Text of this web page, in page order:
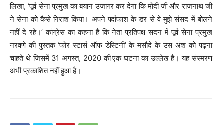
लिखा, ‘पूर्व सेना प्रमुख का बयान उजागर कर देगा कि मोदी जी और राजनाथ जी
ने सेना को कैसे निराश किया। अपने पर्दाफाश के डर से वे मुझे संसद में बोलने
नहीं दे रहे।’ कांग्रेस का कहना है कि नेता प्रतिपक्ष सदन में पूर्व सेना प्रमुख
नरवणे की पुस्तक ‘फोर स्टार्स ऑफ डेस्टिनी’ के मसौदे के उस अंश को पढ़ना
चाहते थे जिसमें 31 अगस्त, 2020 की एक घटना का उल्लेख है। यह संस्मरण
अभी प्रकाशित नहीं हुआ है।